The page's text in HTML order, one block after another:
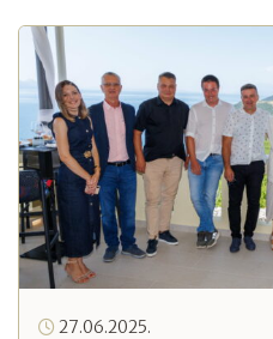
27.06.2025.